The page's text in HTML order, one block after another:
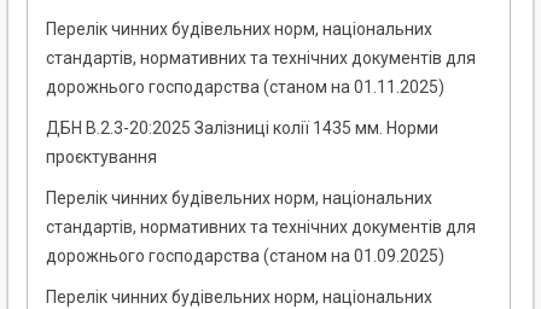
Перелік чинних будівельних норм, національних
стандартів, нормативних та технічних документів для
дорожнього господарства (станом на 01.11.2025)
ДБН В.2.3-20:2025 Залізниці колії 1435 мм. Норми
проєктування
Перелік чинних будівельних норм, національних
стандартів, нормативних та технічних документів для
дорожнього господарства (станом на 01.09.2025)
Перелік чинних будівельних норм, національних